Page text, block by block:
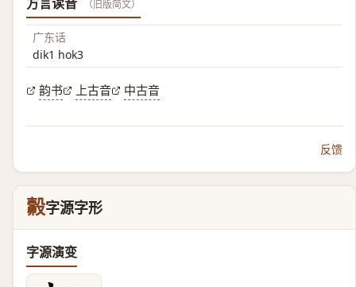
（旧版简文）
广东话
dik1 hok3
韵书 上古音 中古音
反馈
㲉字源字形
字源演变